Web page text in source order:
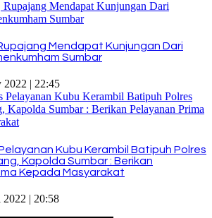
Mendapat Kunjungan Dari
Sumbar
2022 | 22:45
Kubu Kerambil Batipuh Polres
Kapolda Sumbar : Berikan
Kepada Masyarakat
| 20:58